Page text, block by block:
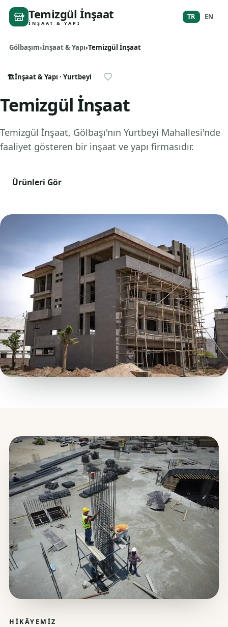
Temizgül İnşaat
İNŞAAT & YAPI
TR EN
Gölbaşım İnşaat & Yapı Temizgül İnşaat
🏗️İnşaat & Yapı · Yurtbeyi
Temizgül İnşaat
Temizgül İnşaat, Gölbaşı'nın Yurtbeyi Mahallesi'nde
faaliyet gösteren bir inşaat ve yapı firmasıdır.
Ürünleri Gör
HIKÂYEMIZ